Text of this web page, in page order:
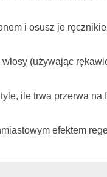
i osusz je
(używając
ile trwa przerwa na
efektem